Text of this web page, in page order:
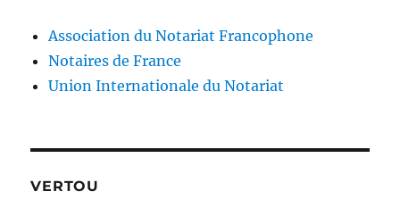
Association du Notariat Francophone
Notaires de France
Union Internationale du Notariat
VERTOU